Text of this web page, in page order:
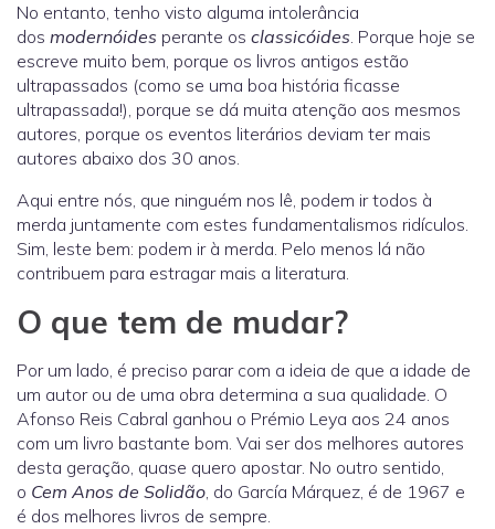
No entanto, tenho visto alguma intolerância
dos modernóides perante os classicóides. Porque hoje se
escreve muito bem, porque os livros antigos estão
ultrapassados (como se uma boa história ficasse
ultrapassada!), porque se dá muita atenção aos mesmos
autores, porque os eventos literários deviam ter mais
autores abaixo dos 30 anos.
Aqui entre nós, que ninguém nos lê, podem ir todos à
merda juntamente com estes fundamentalismos ridículos.
Sim, leste bem: podem ir à merda. Pelo menos lá não
contribuem para estragar mais a literatura.
O que tem de mudar?
Por um lado, é preciso parar com a ideia de que a idade de
um autor ou de uma obra determina a sua qualidade. O
Afonso Reis Cabral ganhou o Prémio Leya aos 24 anos
com um livro bastante bom. Vai ser dos melhores autores
desta geração, quase quero apostar. No outro sentido,
o Cem Anos de Solidão, do García Márquez, é de 1967 e
é dos melhores livros de sempre.